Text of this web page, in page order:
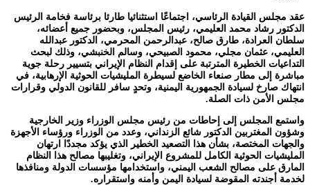
عقد مجلس القيادة الرئاسي، اجتماعًا استثنائيا طارئا برئاسة فخامة الرئيس
الدكتور رشاد محمد العليمي، رئيس المجلس، وبحضور جميع أعضائه،
سلطان العرادة، طارق صالح، عبدالرحمن المحرمي، الدكتور عبدالله
العليمي، عثمان مجلي، محمود الصبيحي، وسالم الخنبشي، وذلك لبحث
التداعيات الخطيرة المترتبة على إقدام النظام الإيراني بتسيير رحلة جوية
مباشرة إلى مطار صنعاء الخاضع لسيطرة المليشيات الحوثية الإرهابية، في
انتهاك صارخ لسيادة الجمهورية اليمنية، وتحدٍ سافر للقانون الدولي وقرارات
مجلس الأمن ذات الصلة.
واستمع المجلس إلى إحاطات من رئيس مجلس الوزراء وزير الخارجية
وشؤون المغتربين الدكتور شائع الزنداني، وعدد من الوزراء ورؤساء الأجهزة
والجهات المختصة، بشأن هذا التصعيد الخطير الذي يؤكد مجددًا ارتهان
المليشيات الحوثية الكامل للمشروع الإيراني، وتغليبها مصالح هذا النظام
المارق على مصالح الشعب اليمني، واستخدامها مؤسسات الدولة ومنافذها
لخدمة أجندته المقوضة لسيادة اليمن وأمنه واستقراره.